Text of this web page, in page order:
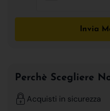
Invia
Perchè Scegliere
Acquisti in sicurezza